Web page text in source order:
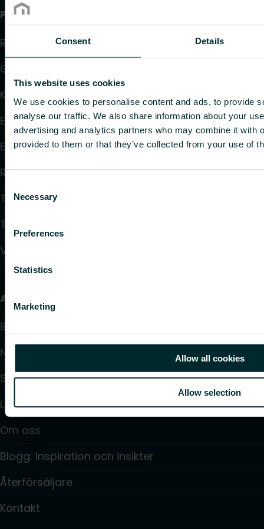
Consent Details
This website uses cookies
We use cookies to personalise content and ads, to provide
analyse our traffic. We also share information about your
advertising and analytics partners who may combine it with
provided to them or that they’ve collected from your use of
Selection
Necessary
Preferences
Statistics
Marketing
Allow all cookies
Allow selection
Produkter
Radiatorer
Golvvärme och golvkylning
Konvektorer och fläktkonvektorer
Elektrisk uppvärmning
Elektronisk styrning
Reglering
Tappvattensystem
Takvärmesystem
Värmepumpar
Användbara länkar
Beräkningsprogram
Nedladdningar
Support
Lösningar
Om oss
Blogg: Inspiration och insikter
Återförsäljare
Kontakt